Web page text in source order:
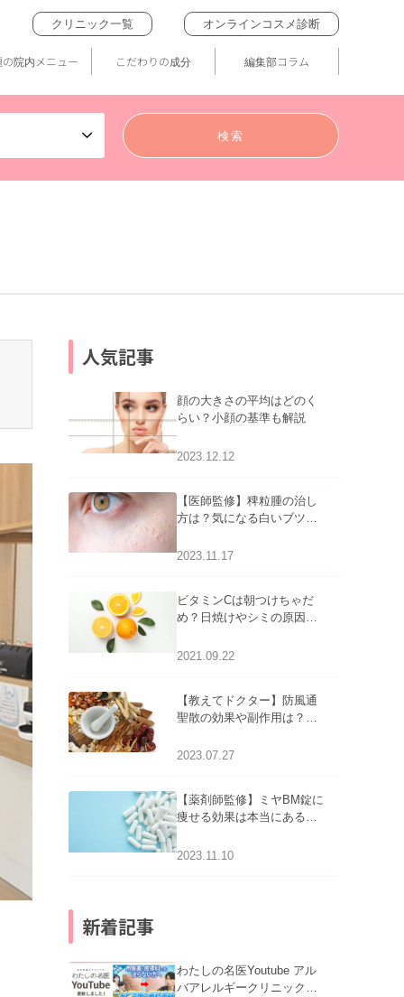
クリニック一覧 オンラインコスメ診断
院内メニュー こだわりの成分 編集部コラム
人気記事
顔の大きさの平均はどのく
らい？小顔の基準も解説
2023.12.12
【医師監修】稗粒腫の治し
方は？気になる白いブツブ
アについて
2023.11.17
ビタミンCは朝つけちゃだ
め？日焼けやシミの原因に
2021.09.22
【教えてドクター】防風通
聖散の効果や副作用は？長
2023.07.27
【薬剤師監修】ミヤBM錠に
痩せる効果は本当にある
2023.11.10
新着記事
わたしの名医Youtube アル
バアレルギークリニック札